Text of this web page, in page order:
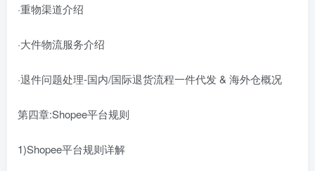
·重物渠道介绍
·大件物流服务介绍
·退件问题处理-国内/国际退货流程一件代发 & 海外仓概况
第四章:Shopee平台规则
1)Shopee平台规则详解